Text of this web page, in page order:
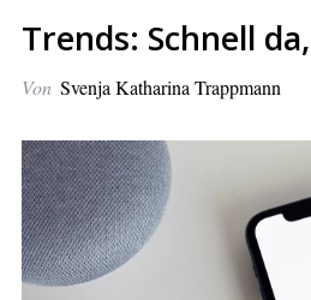
Trends: Schnell
Von Svenja Katharina Trappmann